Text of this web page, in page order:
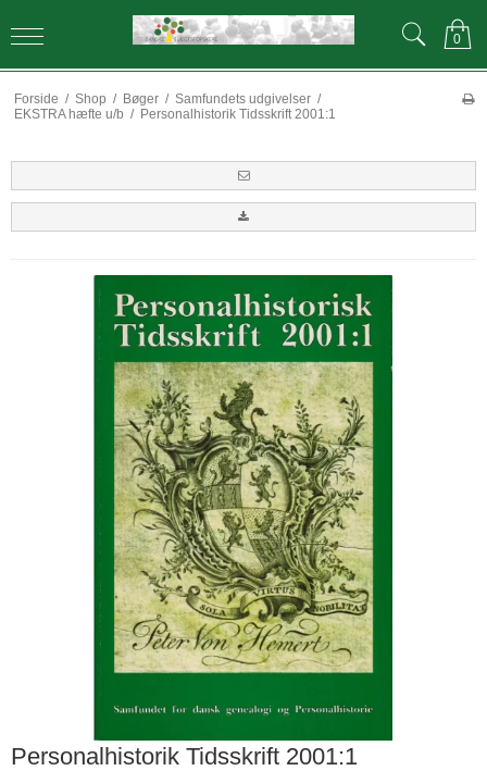
0
Forside / Shop / Bøger / Samfundets udgivelser /
EKSTRA hæfte u/b / Personalhistorik Tidsskrift 2001:1
Personalhistorik Tidsskrift 2001:1